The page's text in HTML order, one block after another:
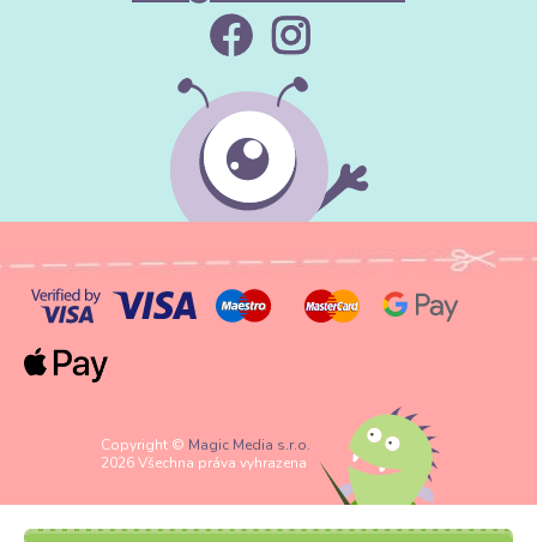
Copyright © Magic Media s.r.o.
2026 Všechna práva vyhrazena